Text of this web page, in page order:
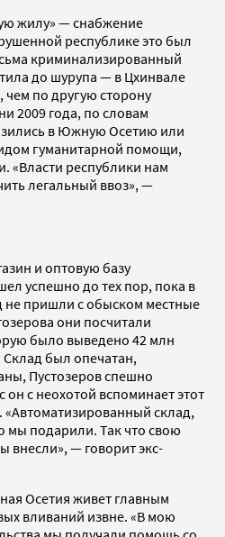
жилу» — снабжение
республике это был
криминализированный
до шурупа — в Цхинвале
чем по другую сторону
2009 года, по словам
в Южную Осетию или
гуманитарной помощи,
«Власти республики нам
легальный ввоз», —
и оптовую базу
успешно до тех пор, пока в
не пришли с обыском местные
они посчитали
было выведено 42 млн
был опечатан,
Пустозеров спешно
он с неохотой вспоминает этот
склад,
мы подарили. Так что свою
внесли», — говорит экс-
Осетия живет главным
вливаний извне. «В мою